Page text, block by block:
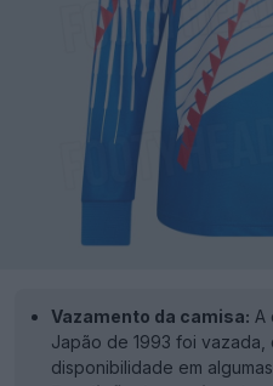
Vazamento da camisa: A
Japão de 1993 foi vazada,
disponibilidade em